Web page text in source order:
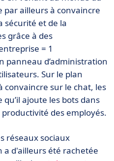
par ailleurs à convaincre
sécurité et de la
grâce à des
= 1
panneau d’administration
Sur le plan
convaincre sur le chat, les
ajoute les bots dans
des employés.
réseaux sociaux
a d'ailleurs été rachetée